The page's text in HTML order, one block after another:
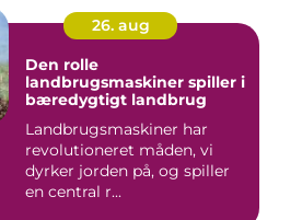
26. aug
Den rolle
landbrugsmaskiner spiller i
bæredygtigt landbrug
Landbrugsmaskiner har
revolutioneret måden, vi
dyrker jorden på, og spiller
en central r...